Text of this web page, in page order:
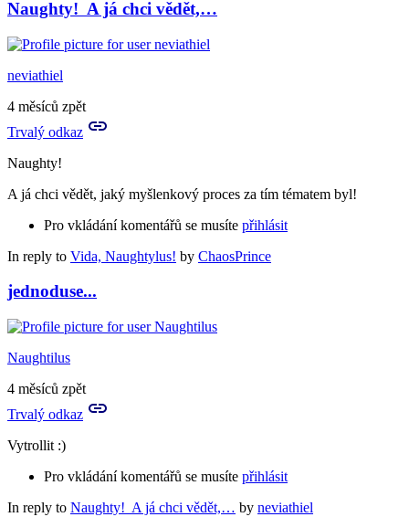
Naughty! A já chci vědět,…
neviathiel
4 měsíců zpět
Trvalý odkaz
Naughty!
A já chci vědět, jaký myšlenkový proces za tím tématem byl!
Pro vkládání komentářů se musíte přihlásit
In reply to Vida, Naughtylus! by ChaosPrince
jednoduse...
Naughtilus
4 měsíců zpět
Trvalý odkaz
Vytrollit :)
Pro vkládání komentářů se musíte přihlásit
In reply to Naughty! A já chci vědět,… by neviathiel